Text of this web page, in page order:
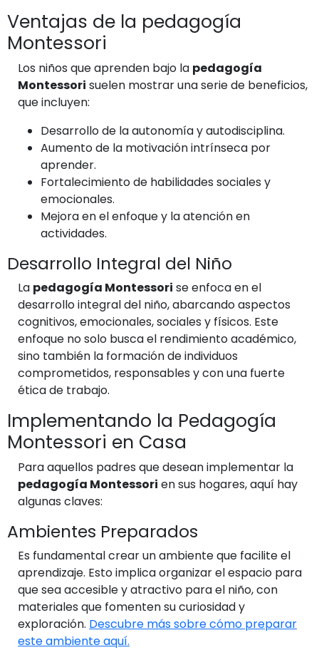
Ventajas de la pedagogía
Montessori
Los niños que aprenden bajo la pedagogía
Montessori suelen mostrar una serie de beneficios,
que incluyen:
Desarrollo de la autonomía y autodisciplina.
Aumento de la motivación intrínseca por
aprender.
Fortalecimiento de habilidades sociales y
emocionales.
Mejora en el enfoque y la atención en
actividades.
Desarrollo Integral del Niño
La pedagogía Montessori se enfoca en el
desarrollo integral del niño, abarcando aspectos
cognitivos, emocionales, sociales y físicos. Este
enfoque no solo busca el rendimiento académico,
sino también la formación de individuos
comprometidos, responsables y con una fuerte
ética de trabajo.
Implementando la Pedagogía
Montessori en Casa
Para aquellos padres que desean implementar la
pedagogía Montessori en sus hogares, aquí hay
algunas claves:
Ambientes Preparados
Es fundamental crear un ambiente que facilite el
aprendizaje. Esto implica organizar el espacio para
que sea accesible y atractivo para el niño, con
materiales que fomenten su curiosidad y
exploración. Descubre más sobre cómo preparar
este ambiente aquí.